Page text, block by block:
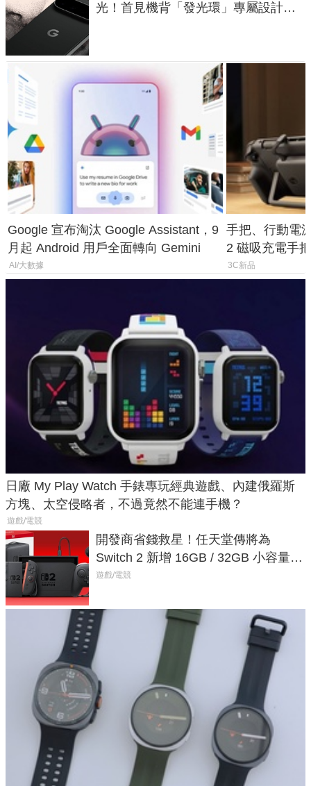
光！首見機背「發光環」專屬設計、
Google 宣布淘汰 Google Assistant，9
月起 Android 用戶全面轉向 Gemini
AI/大數據
手把、行動電
2 磁吸充電手
倍
3C新品
日廠 My Play Watch 手錶專玩經典遊戲、內建俄羅斯
方塊、太空侵略者，不過竟然不能連手機？
遊戲/電競
開發商省錢救星！任天堂傳將為
Switch 2 新增 16GB / 32GB 小容量遊
戲卡的選擇
遊戲/電競